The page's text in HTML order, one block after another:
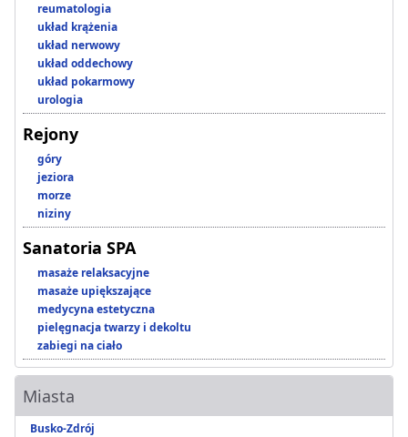
reumatologia
układ krążenia
układ nerwowy
układ oddechowy
układ pokarmowy
urologia
Rejony
góry
jeziora
morze
niziny
Sanatoria SPA
masaże relaksacyjne
masaże upiększające
medycyna estetyczna
pielęgnacja twarzy i dekoltu
zabiegi na ciało
Miasta
Busko-Zdrój